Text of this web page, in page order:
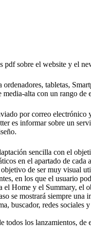
pdf sobre el website y el
tabletas,
alta con un rango
por correo
es informar sobre un
sencilla con el
en el apartado de
de ser muy visual
en los que el usuario
el Home y el Summary,
se mostrará siempre
buscador, redes
los lanzamientos,